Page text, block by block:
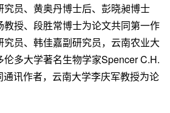
究员、黄奥丹博士后、彭晓昶博士
教授、段胜常博士为论文共同第一作
员、韩佳嘉副研究员，云南农业大
多大学著名生物学家Spencer C.H.
讯作者，云南大学李庆军教授为论